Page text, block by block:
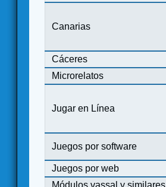
Canarias
Cáceres
Microrelatos
Jugar en Línea
Juegos por software
Juegos por web